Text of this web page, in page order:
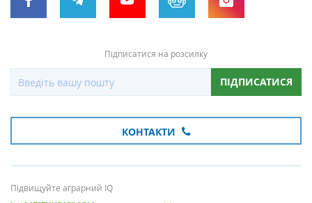
Підписатися на розсилку
ПІДПИСАТИСЯ
КОНТАКТИ
Підвищуйте аграрний IQ